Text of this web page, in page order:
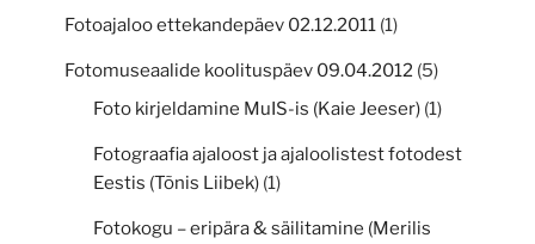
Fotoajaloo ettekandepäev 02.12.2011 (1)
Fotomuseaalide koolituspäev 09.04.2012 (5)
Foto kirjeldamine MuIS-is (Kaie Jeeser) (1)
Fotograafia ajaloost ja ajaloolistest fotodest
Eestis (Tõnis Liibek) (1)
Fotokogu – eripära & säilitamine (Merilis